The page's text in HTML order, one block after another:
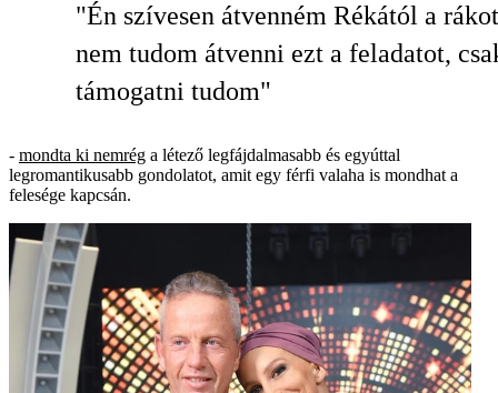
"Én szívesen átvenném Rékától a
nem tudom átvenni ezt a feladatot,
támogatni tudom"
- mondta ki nemrég a létező legfájdalmasabb és egyúttal
legromantikusabb gondolatot, amit egy férfi valaha is mondhat a
felesége kapcsán.